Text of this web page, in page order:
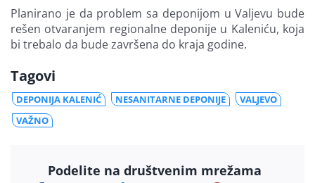
Planirano je da problem sa deponijom u Valjevu bude
rešen otvaranjem regionalne deponije u Kaleniću, koja
bi trebalo da bude završena do kraja godine.
Tagovi
DEPONIJA KALENIĆ NESANITARNE DEPONIJE
VALJEVO
VAŽNO
Podelite na društvenim mrežama